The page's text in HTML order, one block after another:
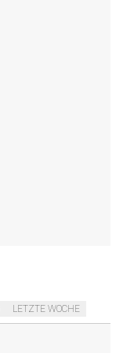
LETZTE WOCHE